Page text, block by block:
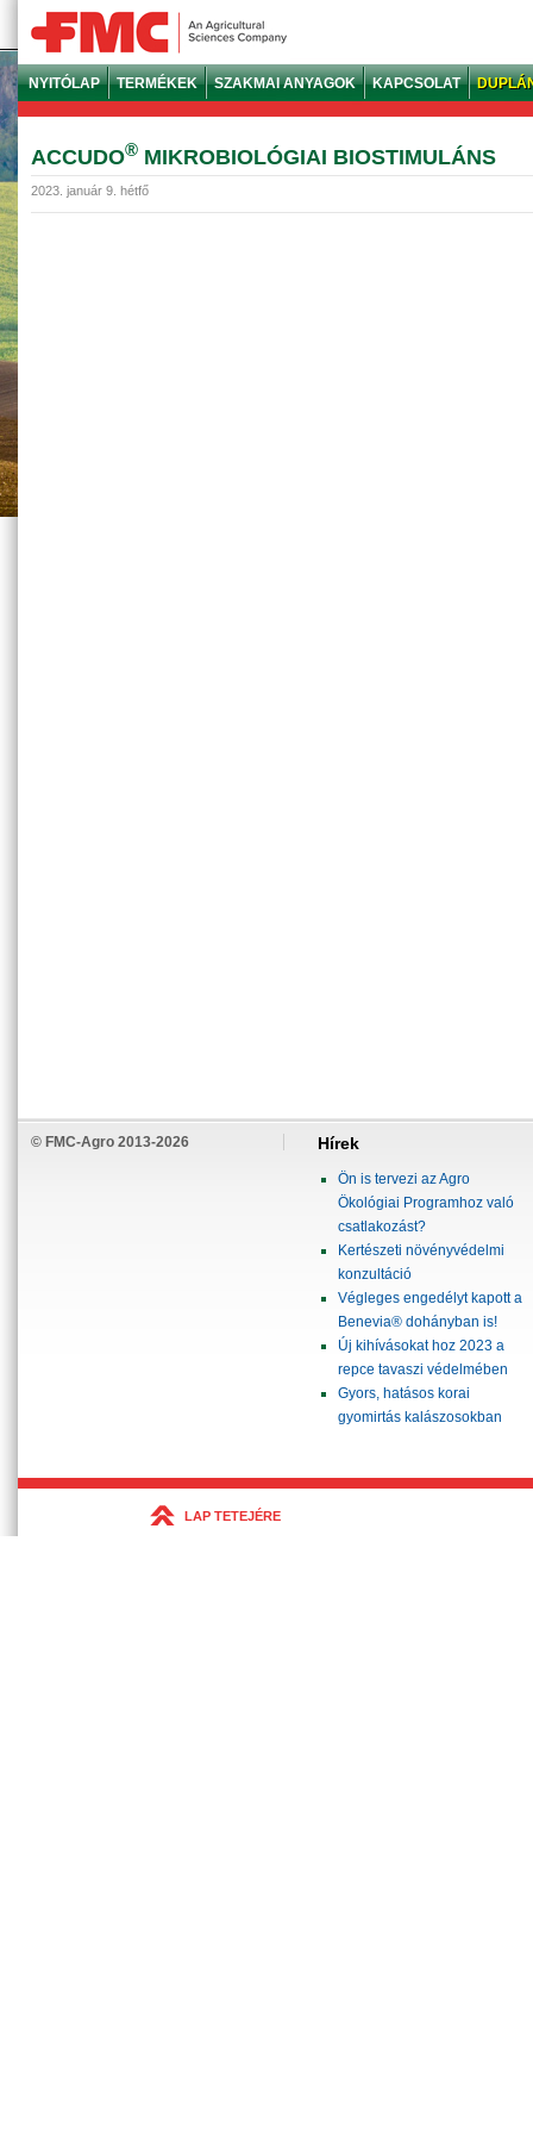
NYITÓLAP TERMÉKEK SZAKMAI ANYAGOK KAPCSOLAT
ACCUDO® MIKROBIOLÓGIAI BIOSTIMULÁNS
2023. január 9. hétfő
© FMC-Agro 2013-2026 Hírek
Ön is tervezi az Agro
Ökológiai Programhoz való
csatlakozást?
Kertészeti növényvédelmi
konzultáció
Végleges engedélyt kapott a
Benevia® dohányban is!
Új kihívásokat hoz 2023 a
repce tavaszi védelmében
Gyors, hatásos korai
gyomirtás kalászosokban
LAP TETEJÉRE